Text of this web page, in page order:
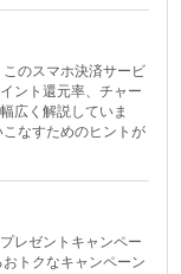
のスマホ決済サービ
ント還元率、チャー
広く解説していま
なすためのヒントが
レゼントキャンペー
トクなキャンペーン